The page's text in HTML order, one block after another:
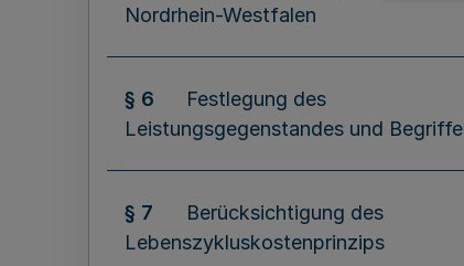
Nordrhein-Westfalen
§ 6
Festlegung des
Leistungsgegenstandes und Begriffe
§ 7
Berücksichtigung des
Lebenszykluskostenprinzips